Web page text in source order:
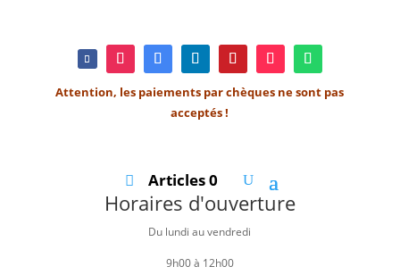
Attention, les paiements par chèques ne sont pas
acceptés !
Articles 0
Horaires d'ouverture
Du lundi au vendredi
9h00 à 12h00